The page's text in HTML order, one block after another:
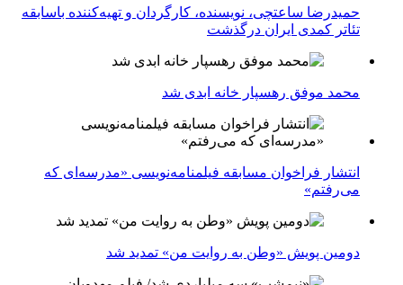
حمیدرضا ساعتچی، نویسنده، کارگردان و تهیه‌کننده باسابقه
تئاتر کمدی ایران درگذشت
محمد موفق رهسپار خانه ابدی شد
انتشار فراخوان مسابقه فیلمنامه‌نویسی «مدرسه‌ای که
می‌رفتم»
دومین پویش «وطن به روایت من» تمدید شد